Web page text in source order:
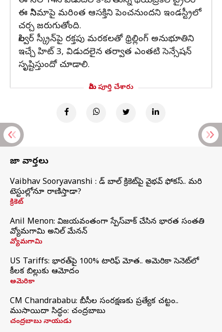
ఈ సినిమాపై మరింత ఆసక్తిని పెంచనుందని ఇండస్ట్రీలో
చర్చ జరుగుతోంది.
సిల్వర్ స్క్రీన్‌పై రక్తపు మరకలతో థ్రిల్లింగ్ అనుభూతిని
ఇచ్చే హిట్ 3, విడుదలైన తర్వాత ఎంతటి సెన్సేషన్
సృష్టిస్తుందో చూడాలి.
మీరు పూర్తి చేశారు
తాజా వార్తలు
Vaibhav Sooryavanshi : రెడ్ బాల్ క్రికెట్‌పై వైభవ్ ఫోకస్.. మరి
టెస్టుల్లోనూ రాణిస్తాడా?
క్రికెట్
Anil Menon: విజయవంతంగా స్పేస్‌వాక్‌ చేసిన భారత సంతతి
వ్యోమగామి అనిల్‌ మేనన్
వ్యోమగామి
US Tariffs: భారత్‌పై 100% టారిఫ్‌ మోత.. అమెరికా సెనెట్‌లో
కీలక బిల్లుకు ఆమోదం
అమెరికా
CM Chandrababu: బీసీల సంరక్షణకు ప్రత్యేక చట్టం..
ముసాయిదా సిద్ధం: చంద్రబాబు
చంద్రబాబు నాయుడు